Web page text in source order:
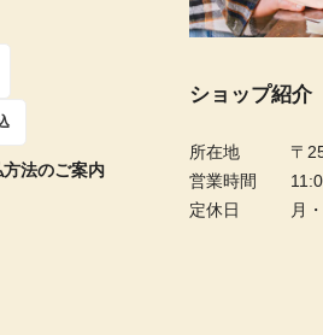
法のご案内
ショップ紹介
所在地
〒
営業時間
定休日
月